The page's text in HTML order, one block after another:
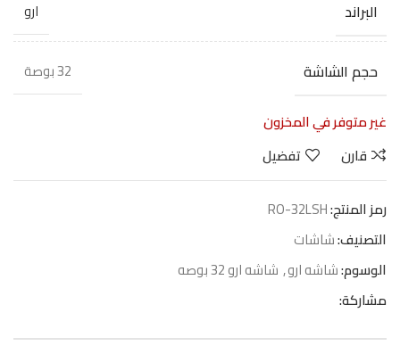
البراند ارو
حجم الشاشة
32 بوصة
غير متوفر في المخزون
قارن
تفضيل
رمز المنتج:RO-32LSH
التصنيف:شاشات
الوسوم:شاشه ارو, شاشه ارو 32 بوصه
مشاركة: